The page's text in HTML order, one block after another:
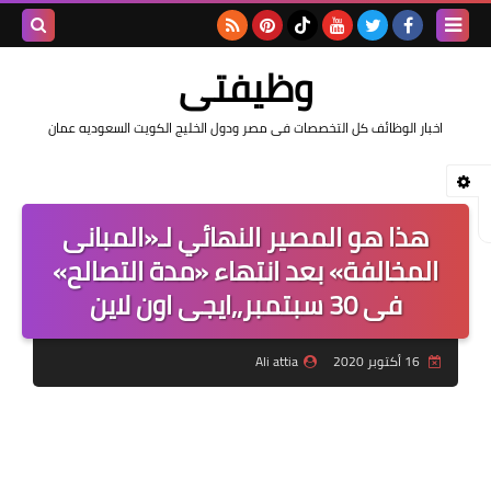
وظيفتى
اخبار الوظائف كل التخصصات فى مصر ودول الخليج الكويت السعوديه عمان
هذا هو المصير النهائي لـ«المبانى
المخالفة» بعد انتهاء «مدة التصالح»
فى 30 سبتمبر,,ايجى اون لاين
16 أكتوبر 2020 Ali attia